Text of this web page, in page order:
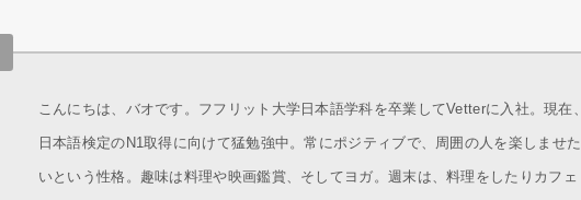
こんにちは、バオです。フフリット大学日本語学科を卒業してVetterに入社。現在、
日本語検定のN1取得に向けて猛勉強中。常にポジティブで、周囲の人を楽しませた
いという性格。趣味は料理や映画鑑賞、そしてヨガ。週末は、料理をしたりカフェ